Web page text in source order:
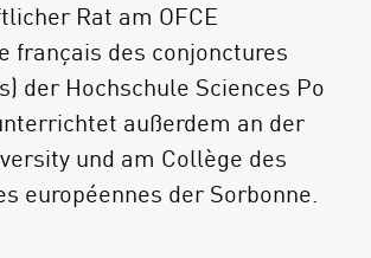
Rat am OFCE
français des conjonctures
der Hochschule Sciences Po
außerdem an der
und am Collège des
européennes der Sorbonne.